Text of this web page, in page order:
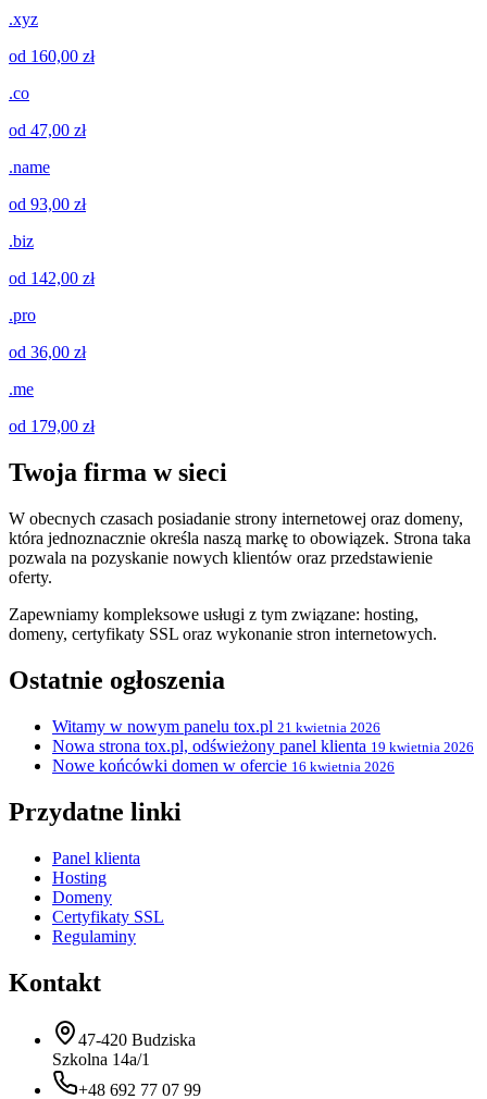
.xyz
od 160,00 zł
.co
od 47,00 zł
.name
od 93,00 zł
.biz
od 142,00 zł
.pro
od 36,00 zł
.me
od 179,00 zł
Twoja firma w sieci
W obecnych czasach posiadanie strony internetowej oraz domeny,
która jednoznacznie określa naszą markę to obowiązek. Strona taka
pozwala na pozyskanie nowych klientów oraz przedstawienie
oferty.
Zapewniamy kompleksowe usługi z tym związane: hosting,
domeny, certyfikaty SSL oraz wykonanie stron internetowych.
Ostatnie ogłoszenia
Witamy w nowym panelu tox.pl 21 kwietnia 2026
Nowa strona tox.pl, odświeżony panel klienta 19 kwietnia 2026
Nowe końcówki domen w ofercie 16 kwietnia 2026
Przydatne linki
Panel klienta
Hosting
Domeny
Certyfikaty SSL
Regulaminy
Kontakt
47-420 Budziska
Szkolna 14a/1
+48 692 77 07 99